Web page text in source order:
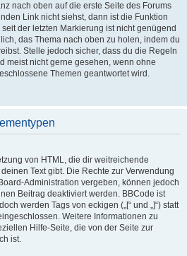
nach oben auf die erste Seite des Forums
Link nicht siehst, dann ist die Funktion
der letzten Markierung ist nicht genügend
das Thema nach oben zu holen, indem du
Stelle jedoch sicher, dass du die Regeln
meist nicht gerne gesehen, wenn ohne
Themen geantwortet wird.
von HTML, die dir weitreichende
Text gibt. Die Rechte zur Verwendung
Administration vergeben, können jedoch
Beitrag deaktiviert werden. BBCode ist
werden Tags von eckigen („[“ und „]“) statt
Weitere Informationen zu
Hilfe-Seite, die von der Seite zur
ist.